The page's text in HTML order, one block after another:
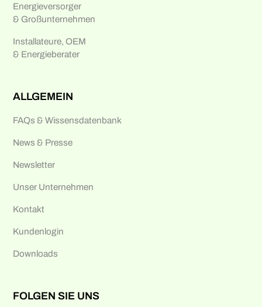
Energieversorger
& Großunternehmen
Installateure, OEM
& Energieberater
ALLGEMEIN
FAQs & Wissensdatenbank
News & Presse
Newsletter
Unser Unternehmen
Kontakt
Kundenlogin
Downloads
FOLGEN SIE UNS